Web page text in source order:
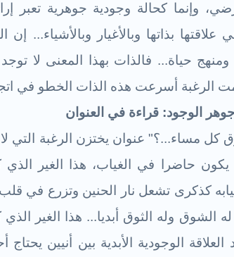
وإنما كحالة وجودية جوهرية تعبر
علاقتها بذاتها وبالأغيار وبالأشياء...
حياة... فالذات بهذا المعنى لا توجد
الرغبة أسرعت هذه الذات الخطو في
كل مساء...؟" عنوان يختزن الرغبة التي لا
يكون حاضرا في الغياب، هذا الغير الذي
كذكرى تشعل نار الحنين وتزرع في قلب
له الشوق وله الثوق أبديا... هذا الغير الذي
الوجودية الأبدية بين أنيين